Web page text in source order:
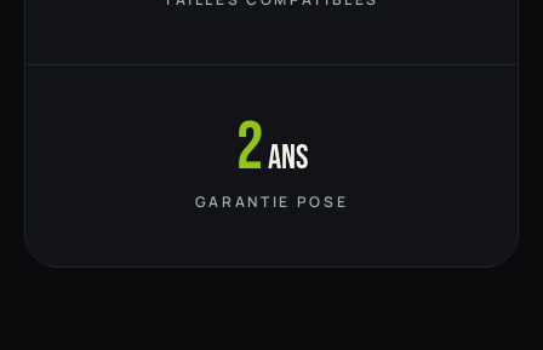
2ans
GARANTIE POSE